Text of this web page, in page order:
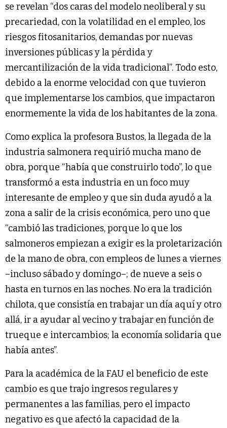
se revelan “dos caras del modelo neoliberal y su
precariedad, con la volatilidad en el empleo, los
riesgos fitosanitarios, demandas por nuevas
inversiones públicas y la pérdida y
mercantilización de la vida tradicional”. Todo esto,
debido a la enorme velocidad con que tuvieron
que implementarse los cambios, que impactaron
enormemente la vida de los habitantes de la zona.
Como explica la profesora Bustos, la llegada de la
industria salmonera requirió mucha mano de
obra, porque “había que construirlo todo”, lo que
transformó a esta industria en un foco muy
interesante de empleo y que sin duda ayudó a la
zona a salir de la crisis económica, pero uno que
“cambió las tradiciones, porque lo que los
salmoneros empiezan a exigir es la proletarización
de la mano de obra, con empleos de lunes a viernes
–incluso sábado y domingo–; de nueve a seis o
hasta en turnos en las noches. No era la tradición
chilota, que consistía en trabajar un día aquí y otro
allá, ir a ayudar al vecino y trabajar en función de
trueque e intercambios; la economía solidaria que
había antes”.
Para la académica de la FAU el beneficio de este
cambio es que trajo ingresos regulares y
permanentes a las familias, pero el impacto
negativo es que afectó la capacidad de la